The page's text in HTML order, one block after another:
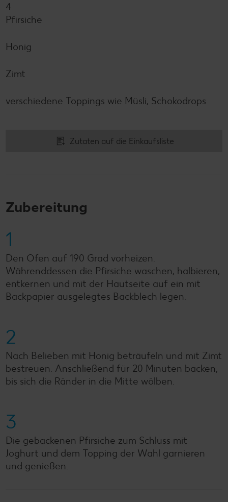
4
Pfirsiche
Honig
Zimt
verschiedene Toppings wie Müsli, Schokodrops
Zutaten auf die Einkaufsliste
Zubereitung
1
Den Ofen auf 190 Grad vorheizen.
Währenddessen die Pfirsiche waschen, halbieren,
entkernen und mit der Hautseite auf ein mit
Backpapier ausgelegtes Backblech legen.
2
Nach Belieben mit Honig beträufeln und mit Zimt
bestreuen. Anschließend für 20 Minuten backen,
bis sich die Ränder in die Mitte wölben.
3
Die gebackenen Pfirsiche zum Schluss mit
Joghurt und dem Topping der Wahl garnieren
und genießen.